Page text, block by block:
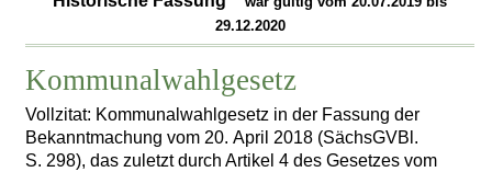
29.12.2020
Kommunalwahlgesetz
Vollzitat: Kommunalwahlgesetz in der Fassung der
Bekanntmachung vom 20. April 2018 (SächsGVBl.
S. 298), das zuletzt durch Artikel 4 des Gesetzes vom